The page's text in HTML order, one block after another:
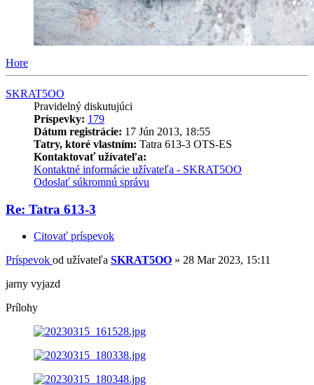
Hore
SKRAT5OO
Pravidelný diskutujúci
Príspevky: 179
Dátum registrácie: 17 Jún 2013, 18:55
Tatry, ktoré vlastním: Tatra 613-3 OTS-ES
Kontaktovať užívateľa:
Kontaktné informácie užívateľa - SKRAT5OO
Odoslať súkromnú správu
Re: Tatra 613-3
Citovať príspevok
Príspevok od užívateľa SKRAT5OO » 28 Mar 2023, 15:11
jarny vyjazd
Prílohy